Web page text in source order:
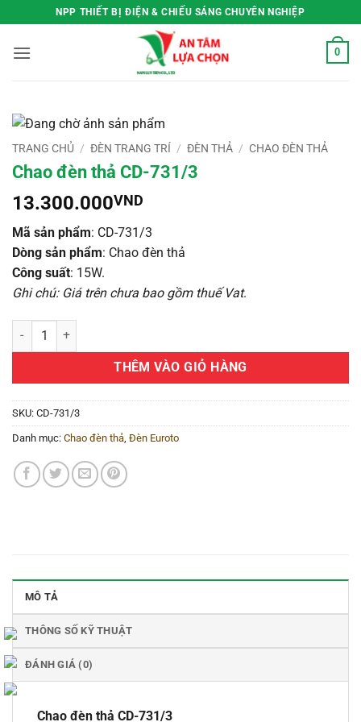
qua
nội
NPP THIẾT BỊ ĐIỆN & CHIẾU SÁNG CHUYÊN NGHIỆP
0
TRANG CHỦ / ĐÈN TRANG TRÍ / ĐÈN THẢ / CHAO ĐÈN THẢ
Chao đèn thả CD-731/3
13.300.000VND
Mã sản phẩm: CD-731/3
Dòng sản phẩm: Chao đèn thả
Công suất: 15W.
Ghi chú: Giá trên chưa bao gồm thuế Vat.
Chao đèn thả CD-731/3 số lượng
THÊM VÀO GIỎ HÀNG
SKU: CD-731/3
Danh mục: Chao đèn thả Đèn Euroto
MÔ TẢ
THÔNG SỐ KỸ THUẬT
ĐÁNH GIÁ (0)
Chao đèn thả CD-731/3